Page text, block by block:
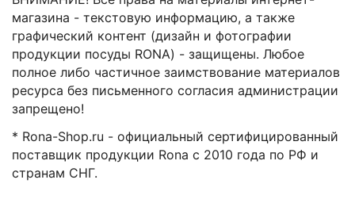
магазина - текстовую информацию, а также
графический контент (дизайн и фотографии
продукции посуды RONA) - защищены. Любое
полное либо частичное заимствование материалов
ресурса без письменного согласия администрации
запрещено!
* Rona-Shop.ru - официальный сертифицированный
поставщик продукции Rona с 2010 года по РФ и
странам СНГ.